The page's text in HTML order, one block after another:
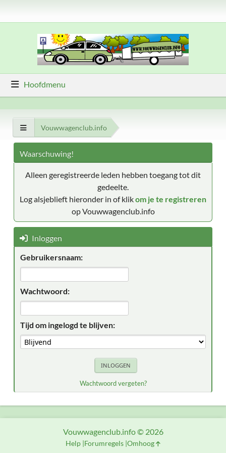
Hoofdmenu
Vouwwagenclub.info
Waarschuwing!
Alleen geregistreerde leden hebben toegang tot dit
gedeelte.
Log alsjeblieft hieronder in of klikom je te registreren
op Vouwwagenclub.info
Inloggen
Gebruikersnaam:
Wachtwoord:
Tijd om ingelogd te blijven:
Wachtwoord vergeten?
Vouwwagenclub.info © 2026
Help Forumregels Omhoog